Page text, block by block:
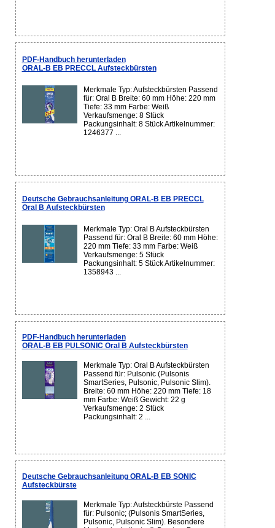
PDF-Handbuch herunterladen
ORAL-B EB PRECCL Aufsteckbürsten
Merkmale Typ: Aufsteckbürsten Passend
für: Oral B Breite: 60 mm Höhe: 220 mm
Tiefe: 33 mm Farbe: Weiß
Verkaufsmenge: 8 Stück
Packungsinhalt: 8 Stück Artikelnummer:
1246377 ...
Deutsche Gebrauchsanleitung ORAL-B EB PRECCL
Oral B Aufsteckbürsten
Merkmale Typ: Oral B Aufsteckbürsten
Passend für: Oral B Breite: 60 mm Höhe:
220 mm Tiefe: 33 mm Farbe: Weiß
Verkaufsmenge: 5 Stück
Packungsinhalt: 5 Stück Artikelnummer:
1358943 ...
PDF-Handbuch herunterladen
ORAL-B EB PULSONIC Oral B Aufsteckbürsten
Merkmale Typ: Oral B Aufsteckbürsten
Passend für: Pulsonic (Pulsonis
SmartSeries, Pulsonic, Pulsonic Slim).
Breite: 60 mm Höhe: 220 mm Tiefe: 18
mm Farbe: Weiß Gewicht: 22 g
Verkaufsmenge: 2 Stück
Packungsinhalt: 2 ...
Deutsche Gebrauchsanleitung ORAL-B EB SONIC
Aufsteckbürste
Merkmale Typ: Aufsteckbürste Passend
für: Pulsonic; (Pulsonis SmartSeries,
Pulsonic, Pulsonic Slim). Besondere